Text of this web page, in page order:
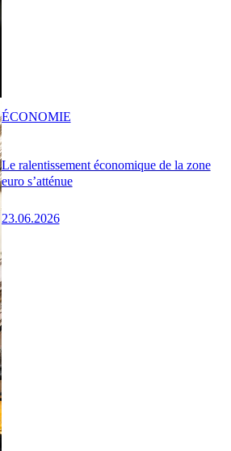
Le ralentissement économique de la zone
euro s’atténue
23.06.2026
ÉCONOMIE